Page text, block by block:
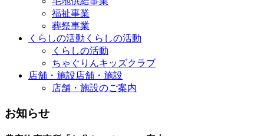
福祉事業
葬祭事業
くらしの活動 くらしの活動
くらしの活動
ちゃぐりんキッズクラブ
店舗・施設店舗・施設
店舗・施設のご案内
お知らせ